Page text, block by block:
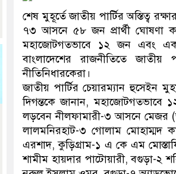
শেষ মুহূর্তে জাতীয় পার্টির অস্তিত্ব
৭৩ আসনে ৫৮ জন প্রার্থী ঘোষণা
মহাজোটগতভাবে ১২ জন এবং
বাংলাদেশের রাজনীতিতে
নীতিনিধারকেরা।
জাতীয় পার্টির চেয়ারম্যান হুসেইন
দিগন্তকে জানান,
লড়বেন নীলফামারী-৩ আসনে মেজর
লালমনিরহাট-৩ গোলাম মোহাম্মদ
এরশাদ, কুড়িগ্রাম-১ এ কে এম
শামীম হায়দার পাটোয়ারী, বগুড়া-